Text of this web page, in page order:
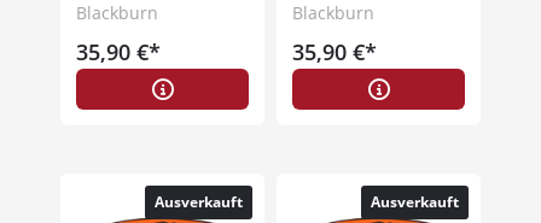
Blackburn
35,90 €*
Blackburn
35,90 €*
Ausverkauft Ausverkauft